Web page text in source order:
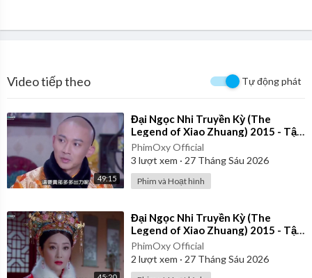
Video tiếp theo Tự động phát
49:15
⁣Đại Ngọc Nhi Truyền Kỳ (The
Legend of Xiao Zhuang) 2015 - Tập
39 | Lồng Tiếng
PhimOxy Official
3 lượt xem · 27 Tháng Sáu 2026
Phim và Hoạt hình
⁣Đại Ngọc Nhi Truyền Kỳ (The
Legend of Xiao Zhuang) 2015 - Tập
32 | Lồng Tiếng
PhimOxy Official
2 lượt xem · 27 Tháng Sáu 2026